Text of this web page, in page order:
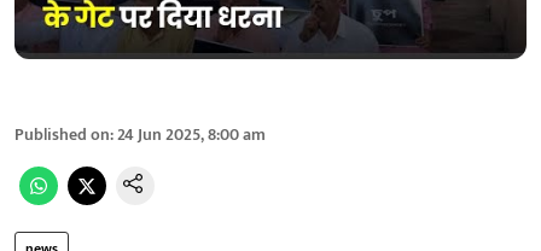
Published on:24 Jun 2025, 8:00 am